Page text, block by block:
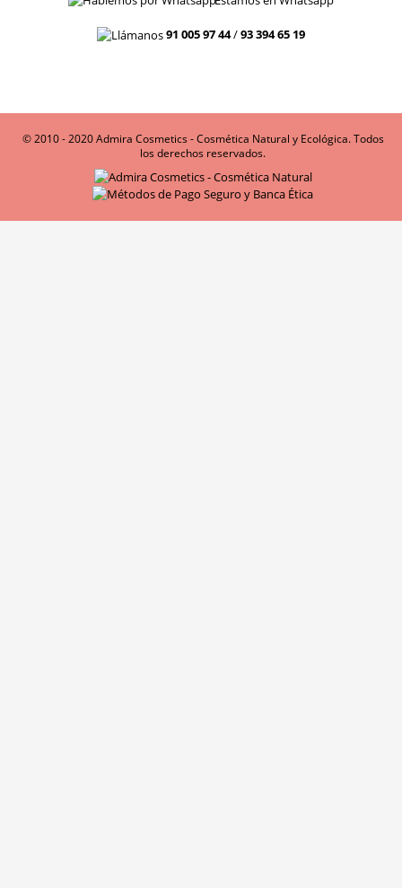
91 005 97 44/93 394 65 19
© 2010 - 2020 Admira Cosmetics - Cosmética Natural y Ecológica. Todos
los derechos reservados.